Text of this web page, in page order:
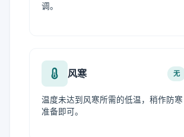
调。
风寒 无
温度未达到风寒所需的低温，稍作防寒
准备即可。